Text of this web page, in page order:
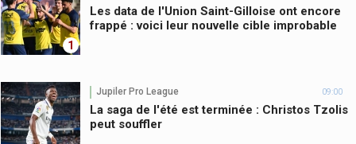
1
Les data de l'Union Saint-Gilloise ont encore
frappé : voici leur nouvelle cible improbable
Jupiler Pro League 09:00
La saga de l'été est terminée : Christos Tzolis
peut souffler